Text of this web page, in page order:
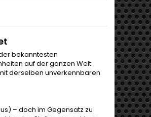
bekanntesten
auf der ganzen Welt
derselben unverkennbaren
– doch im Gegensatz zu